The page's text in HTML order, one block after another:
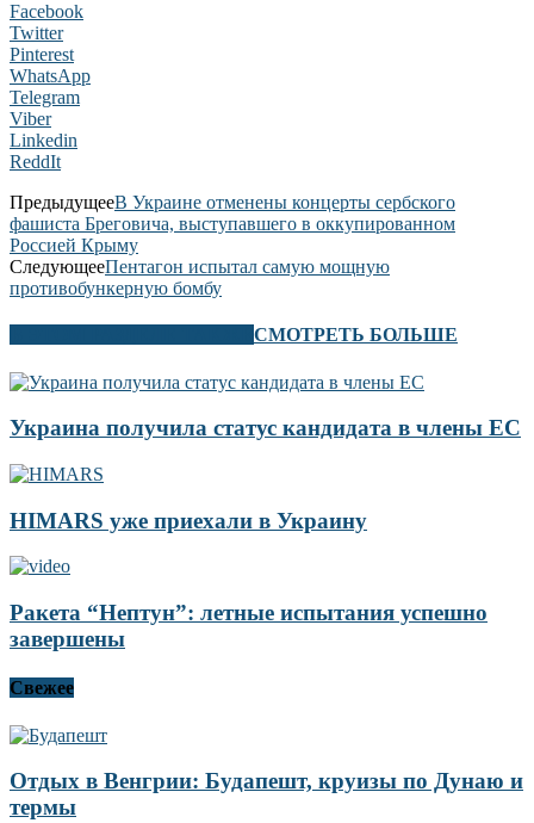
Facebook
Twitter
Pinterest
WhatsApp
Telegram
Viber
Linkedin
ReddIt
ПредыдущееВ Украине отменены концерты сербского
фашиста Бреговича, выступавшего в оккупированном
Россией Крыму
СледующееПентагон испытал самую мощную
противобункерную бомбу
СМОТРЕТЬ БОЛЬШЕ
Украина получила статус кандидата в члены ЕС
HIMARS уже приехали в Украину
Ракета “Нептун”: летные испытания успешно
завершены
Свежее
Отдых в Венгрии: Будапешт, круизы по Дунаю и
термы